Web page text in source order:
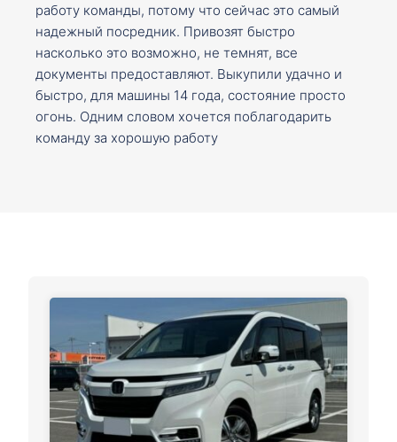
работу команды, потому что сейчас это самый
надежный посредник. Привозят быстро
насколько это возможно, не темнят, все
документы предоставляют. Выкупили удачно и
быстро, для машины 14 года, состояние просто
огонь. Одним словом хочется поблагодарить
команду за хорошую работу